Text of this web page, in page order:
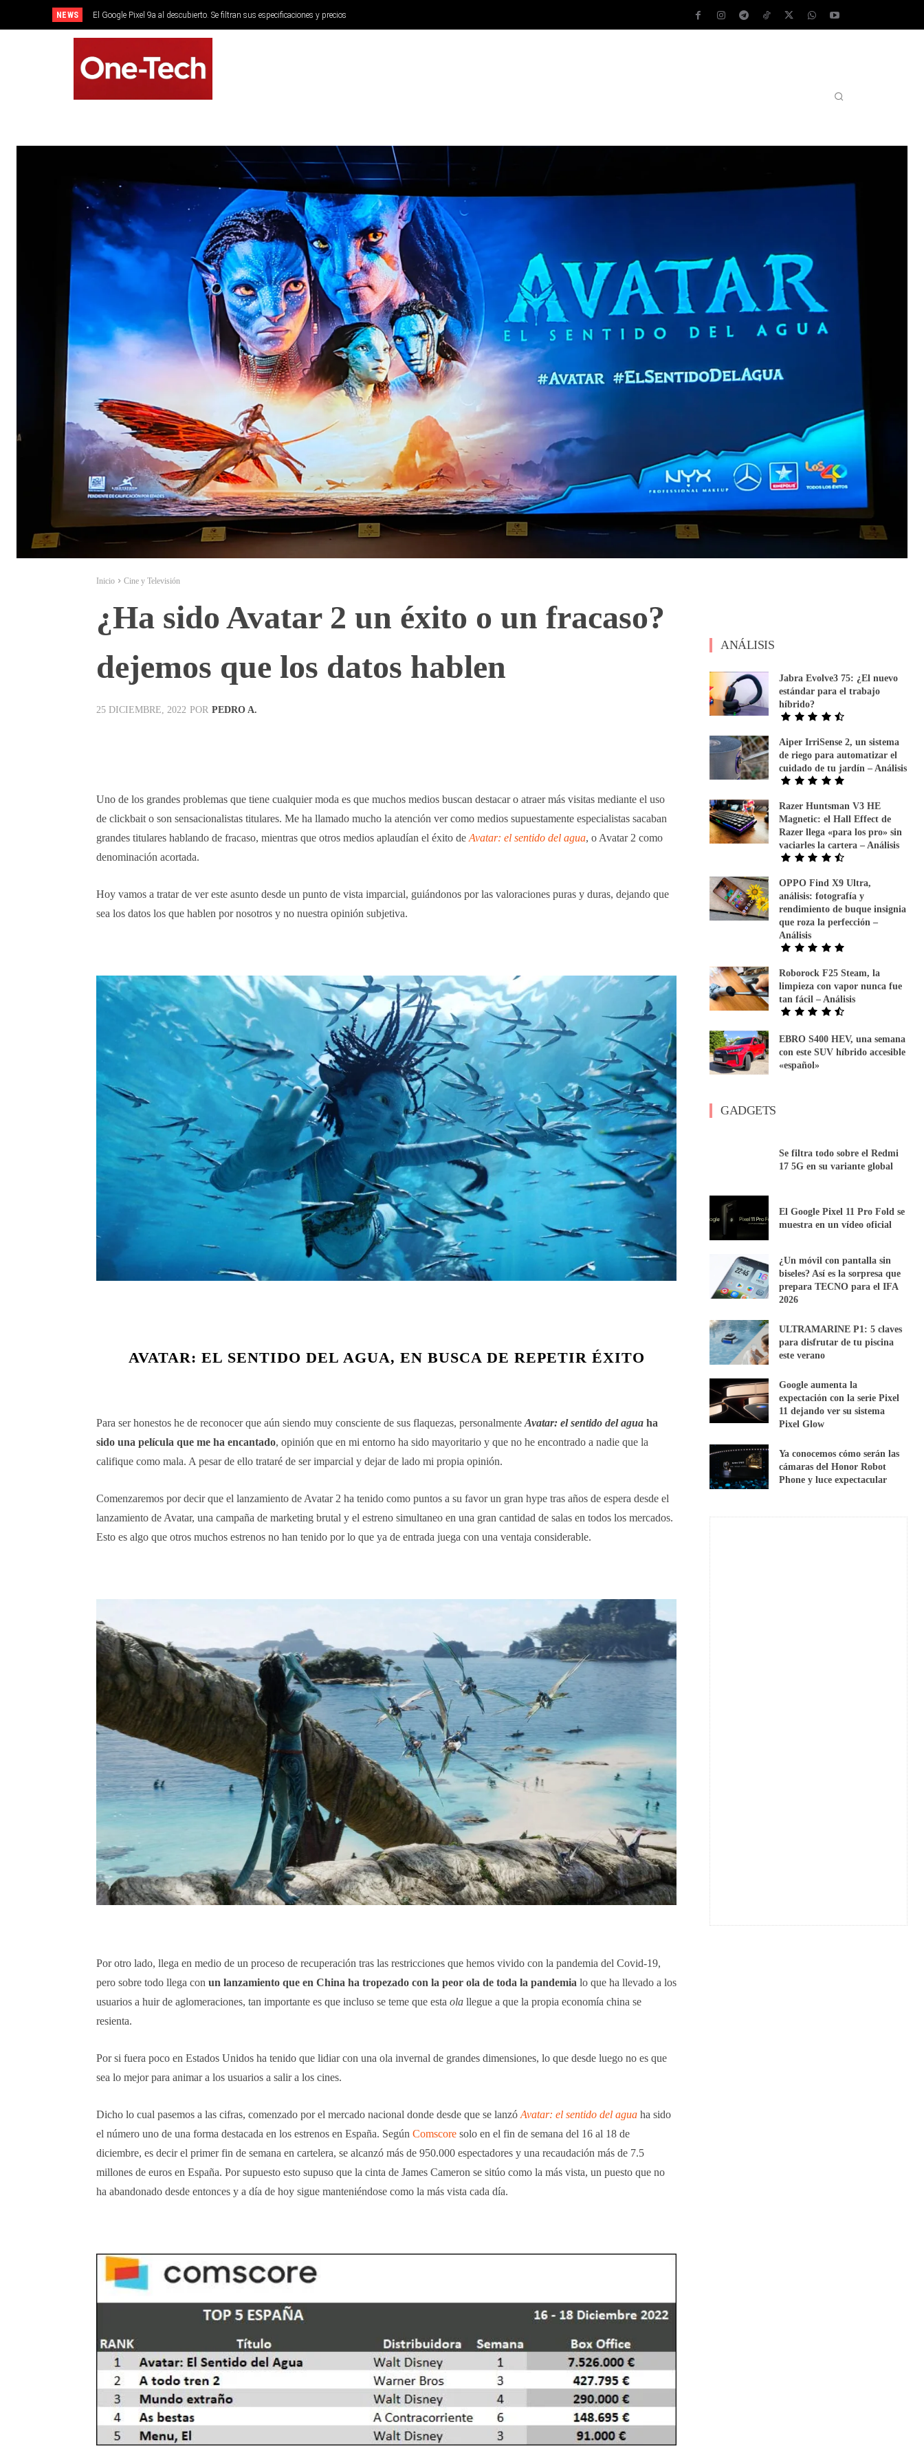
NEWS El Google Pixel 9a al descubierto. Se filtran sus especificaciones y precios
Inicio Cine y Televisión
¿Ha sido Avatar 2 un éxito o un fracaso?
dejemos que los datos hablen
25 DICIEMBRE, 2022 POR PEDRO A.
Uno de los grandes problemas que tiene cualquier moda es que muchos medios buscan destacar o atraer más visitas mediante el uso
de clickbait o son sensacionalistas titulares. Me ha llamado mucho la atención ver como medios supuestamente especialistas sacaban
grandes titulares hablando de fracaso, mientras que otros medios aplaudían el éxito de Avatar: el sentido del agua, o Avatar 2 como
denominación acortada.
Hoy vamos a tratar de ver este asunto desde un punto de vista imparcial, guiándonos por las valoraciones puras y duras, dejando que
sea los datos los que hablen por nosotros y no nuestra opinión subjetiva.
AVATAR: EL SENTIDO DEL AGUA, EN BUSCA DE REPETIR ÉXITO
Para ser honestos he de reconocer que aún siendo muy consciente de sus flaquezas, personalmente Avatar: el sentido del agua ha
sido una película que me ha encantado, opinión que en mi entorno ha sido mayoritario y que no he encontrado a nadie que la
califique como mala. A pesar de ello trataré de ser imparcial y dejar de lado mi propia opinión.
Comenzaremos por decir que el lanzamiento de Avatar 2 ha tenido como puntos a su favor un gran hype tras años de espera desde el
lanzamiento de Avatar, una campaña de marketing brutal y el estreno simultaneo en una gran cantidad de salas en todos los mercados.
Esto es algo que otros muchos estrenos no han tenido por lo que ya de entrada juega con una ventaja considerable.
Por otro lado, llega en medio de un proceso de recuperación tras las restricciones que hemos vivido con la pandemia del Covid-19,
pero sobre todo llega con un lanzamiento que en China ha tropezado con la peor ola de toda la pandemia lo que ha llevado a los
usuarios a huir de aglomeraciones, tan importante es que incluso se teme que esta ola llegue a que la propia economía china se
resienta.
Por si fuera poco en Estados Unidos ha tenido que lidiar con una ola invernal de grandes dimensiones, lo que desde luego no es que
sea lo mejor para animar a los usuarios a salir a los cines.
Dicho lo cual pasemos a las cifras, comenzado por el mercado nacional donde desde que se lanzó Avatar: el sentido del agua ha sido
el número uno de una forma destacada en los estrenos en España. Según Comscore solo en el fin de semana del 16 al 18 de
diciembre, es decir el primer fin de semana en cartelera, se alcanzó más de 950.000 espectadores y una recaudación más de 7.5
millones de euros en España. Por supuesto esto supuso que la cinta de James Cameron se sitúo como la más vista, un puesto que no
ha abandonado desde entonces y a día de hoy sigue manteniéndose como la más vista cada día.
ANÁLISIS
Jabra Evolve3 75: ¿El nuevo
estándar para el trabajo
híbrido?
Aiper IrriSense 2, un sistema
de riego para automatizar el
cuidado de tu jardín – Análisis
Razer Huntsman V3 HE
Magnetic: el Hall Effect de
Razer llega «para los pro» sin
vaciarles la cartera – Análisis
OPPO Find X9 Ultra,
análisis: fotografía y
rendimiento de buque insignia
que roza la perfección –
Análisis
Roborock F25 Steam, la
limpieza con vapor nunca fue
tan fácil – Análisis
EBRO S400 HEV, una semana
con este SUV híbrido accesible
«español»
GADGETS
Se filtra todo sobre el Redmi
17 5G en su variante global
El Google Pixel 11 Pro Fold se
muestra en un vídeo oficial
¿Un móvil con pantalla sin
biseles? Así es la sorpresa que
prepara TECNO para el IFA
2026
ULTRAMARINE P1: 5 claves
para disfrutar de tu piscina
este verano
Google aumenta la
expectación con la serie Pixel
11 dejando ver su sistema
Pixel Glow
Ya conocemos cómo serán las
cámaras del Honor Robot
Phone y luce expectacular